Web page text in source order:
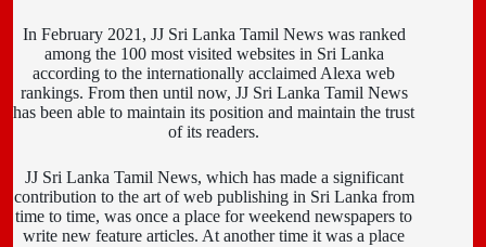
In February 2021, JJ Sri Lanka Tamil News was ranked
among the 100 most visited websites in Sri Lanka
according to the internationally acclaimed Alexa web
rankings. From then until now, JJ Sri Lanka Tamil News
has been able to maintain its position and maintain the trust
of its readers.
JJ Sri Lanka Tamil News, which has made a significant
contribution to the art of web publishing in Sri Lanka from
time to time, was once a place for weekend newspapers to
write new feature articles. At another time it was a place